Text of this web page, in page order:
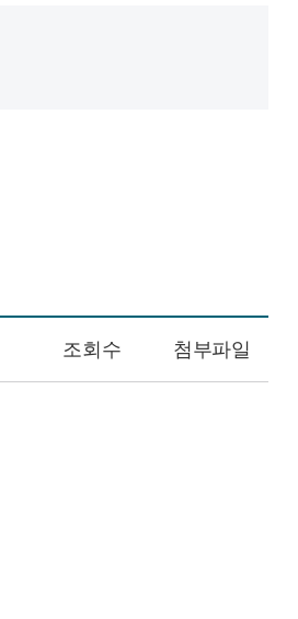
조회수 첨부파일